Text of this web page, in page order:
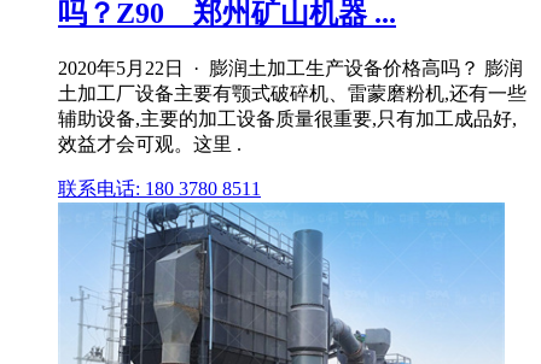
吗？Z90__郑州矿山机器 ...
2020年5月22日 · 膨润土加工生产设备价格高吗？ 膨润
土加工厂设备主要有颚式破碎机、雷蒙磨粉机,还有一些
辅助设备,主要的加工设备质量很重要,只有加工成品好,
效益才会可观。这里 .
联系电话: 180 3780 8511